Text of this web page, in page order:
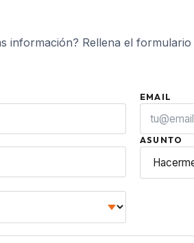
información? Rellena el
EMAIL
ASUNTO